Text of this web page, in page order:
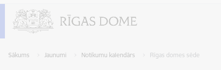
Sākums Jaunumi Notikumu kalendārs Rīgas domes sēde